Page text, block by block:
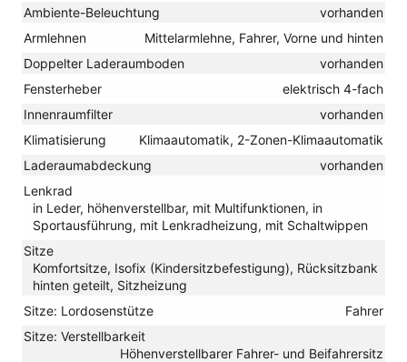
Ambiente-Beleuchtung
vorhanden
Armlehnen
Mittelarmlehne, Fahrer, Vorne und hinten
Doppelter Laderaumboden
vorhanden
Fensterheber
elektrisch 4-fach
Innenraumfilter
vorhanden
Klimatisierung
Klimaautomatik, 2-Zonen-Klimaautomatik
Laderaumabdeckung
vorhanden
Lenkrad
in Leder, höhenverstellbar, mit Multifunktionen, in
Sportausführung, mit Lenkradheizung, mit Schaltwippen
Sitze
Komfortsitze, Isofix (Kindersitzbefestigung), Rücksitzbank
hinten geteilt, Sitzheizung
Sitze: Lordosenstütze
Fahrer
Sitze: Verstellbarkeit
Höhenverstellbarer Fahrer- und Beifahrersitz